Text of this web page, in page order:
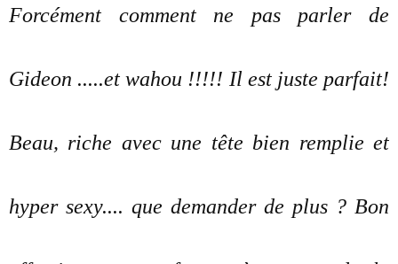
Forcément comment ne pas parler de
Gideon .....et wahou !!!!! Il est juste parfait!
Beau, riche avec une tête bien remplie et
hyper sexy.... que demander de plus ? Bon